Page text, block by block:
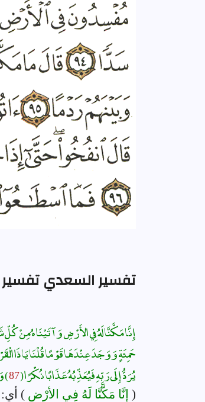
تفسير السعدي تفسير الصفحة
إِنَّا مَكَّنَّا لَهُ فِي الأَرْضِ وَآتَيْنَاهُ مِنْ
حَمِئَةٍ وَوَجَدَ عِنْدَهَا قَوْمًا قُلْنَا يَا ذَا
يُرَدُّ إِلَى رَبِّهِ فَيُعَذِّبُهُ عَذَابًا نُكْرًا ( )
( إِنَّا مَكَّنَّا لَهُ فِي الأرْضِ ) أي: